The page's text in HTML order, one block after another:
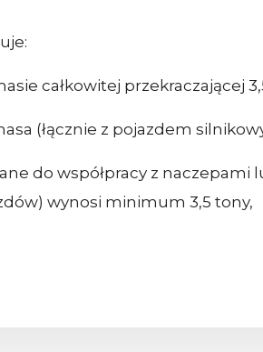
całkowitej przekraczającej
(łącznie z pojazdem
do współpracy z
wynosi minimum 3,5 tony,